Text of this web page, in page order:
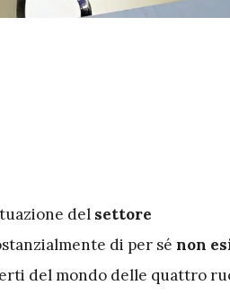
del settore
di per sé non
del mondo delle quattro